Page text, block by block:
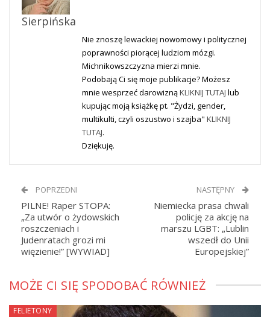
Sierpińska
Nie znoszę lewackiej nowomowy i politycznej
poprawności piorącej ludziom mózgi.
Michnikowszczyzna mierzi mnie.
Podobają Ci się moje publikacje? Możesz
mnie wesprzeć darowiznąKLIKNIJ TUTAJ lub
kupując moją książkę pt. "Żydzi, gender,
multikulti, czyli oszustwo i szajba" KLIKNIJ
TUTAJ.
Dziękuję.
POPRZEDNI
PILNE! Raper STOPA:
„Za utwór o żydowskich
roszczeniach i
Judenratach grozi mi
więzienie!” [WYWIAD]
NASTĘPNY
Niemiecka prasa chwali
policję za akcję na
marszu LGBT: „Lublin
wszedł do Unii
Europejskiej”
MOŻE CI SIĘ SPODOBAĆ RÓWNIEŻ
FELIETONY